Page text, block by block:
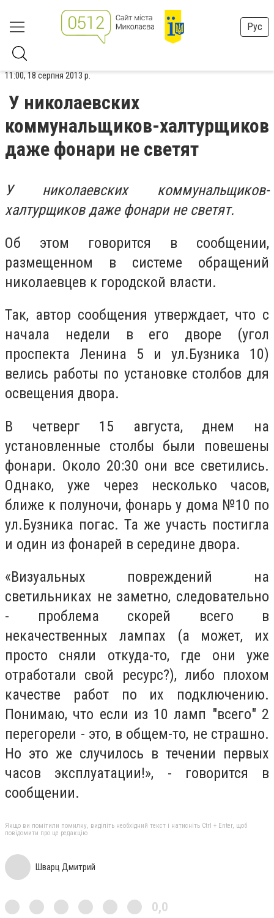
Рус
11:00, 18 серпня 2013 р.
У николаевских
коммунальщиков-халтурщиков
даже фонари не светят
У николаевских коммунальщиков-
халтурщиков даже фонари не светят.
Об этом говорится в сообщении,
размещенном в системе обращений
николаевцев к городской власти.
Так, автор сообщения утверждает, что с
начала недели в его дворе (угол
проспекта Ленина 5 и ул.Бузника 10)
велись работы по установке столбов для
освещения двора.
В четверг 15 августа, днем на
установленные столбы были повешены
фонари. Около 20:30 они все светились.
Однако, уже через несколько часов,
ближе к полуночи, фонарь у дома №10 по
ул.Бузника погас. Та же участь постигла
и один из фонарей в середине двора.
«Визуальных повреждений на
светильниках не заметно, следовательно
- проблема скорей всего в
некачественных лампах (а может, их
просто сняли откуда-то, где они уже
отработали свой ресурс?), либо плохом
качестве работ по их подключению.
Понимаю, что если из 10 ламп "всего" 2
перегорели - это, в общем-то, не страшно.
Но это же случилось в течении первых
часов эксплуатации!», - говорится в
сообщении.
Якщо ви помітили помилку, виділіть необхідний текст і натисніть Ctrl + Enter, щоб
повідомити про це редакцію
Шварц Дмитрий
0,0